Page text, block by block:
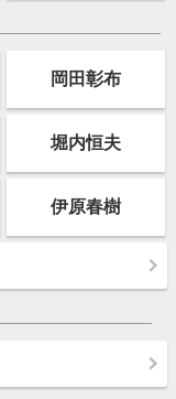
岡田彰布
堀内恒夫
伊原春樹